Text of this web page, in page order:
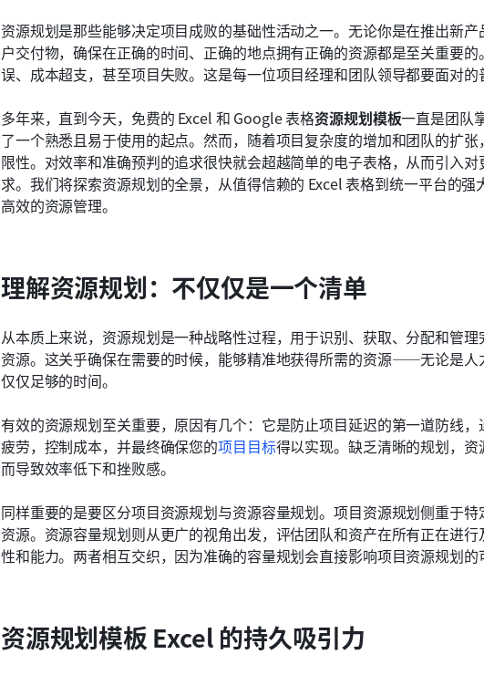
资源规划是那些能够决定项目成败的基础性活动之一。无论你是在推出新
户交付物，确保在正确的时间、正确的地点拥有正确的资源都是至关重要
误、成本超支，甚至项目失败。这是每一位项目经理和团队领导都要面对的
多年来，直到今天，免费的 Excel 和 Google 表格资源规划模板一直是团队
了一个熟悉且易于使用的起点。然而，随着项目复杂度的增加和团队的扩
限性。对效率和准确预判的追求很快就会超越简单的电子表格，从而引入
求。我们将探索资源规划的全景，从值得信赖的 Excel 表格到统一平台的
高效的资源管理。
理解资源规划：不仅仅是一个清单
从本质上来说，资源规划是一种战略性过程，用于识别、获取、分配和管
资源。这关乎确保在需要的时候，能够精准地获得所需的资源——无论是人
仅仅足够的时间。
有效的资源规划至关重要，原因有几个：它是防止项目延迟的第一道防线
疲劳，控制成本，并最终确保您的项目目标得以实现。缺乏清晰的规划，
而导致效率低下和挫败感。
同样重要的是要区分项目资源规划与资源容量规划。项目资源规划侧重于
资源。资源容量规划则从更广的视角出发，评估团队和资产在所有正在进
性和能力。两者相互交织，因为准确的容量规划会直接影响项目资源规划的
资源规划模板 Excel 的持久吸引力